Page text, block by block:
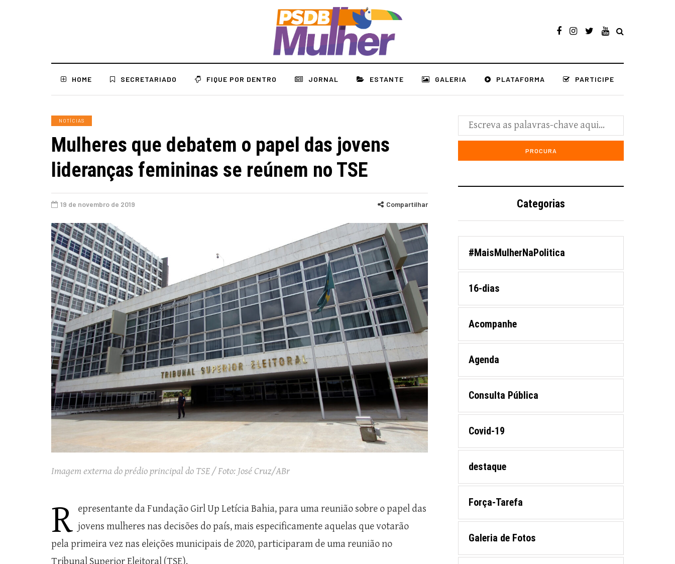
HOME SECRETARIADO FIQUE POR DENTRO JORNAL ESTANTE GALERIA PLATAFORMA PARTICIPE
NOTÍCIAS
Mulheres que debatem o papel das jovens
lideranças femininas se reúnem no TSE
19 de novembro de 2019 Compartilhar
Imagem externa do prédio principal do TSE / Foto: José Cruz/ABr
R epresentante da Fundação Girl Up Letícia Bahia, para uma reunião sobre o papel das
jovens mulheres nas decisões do país, mais especificamente aquelas que votarão
pela primeira vez nas eleições municipais de 2020, participaram de uma reunião no
Tribunal Superior Eleitoral (TSE).
Categorias
#MaisMulherNaPolitica
16-dias
Acompanhe
Agenda
Consulta Pública
Covid-19
destaque
Força-Tarefa
Galeria de Fotos